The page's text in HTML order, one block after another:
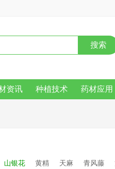
搜索
资讯 种植技术 药材应用
山银花 黄精 天麻 青风藤